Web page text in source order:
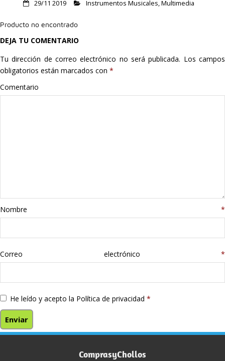
Hogar
Informática
Listas
libros
29/11 2019 Instrumentos Musicales,Multimedia
Producto no encontrado
DEJA TU COMENTARIO
Tu dirección de correo electrónico no será publicada. Los campos
obligatorios están marcados con *
Comentario
Nombre *
Correo electrónico *
He leído y acepto la Política de privacidad *
ComprasyChollos